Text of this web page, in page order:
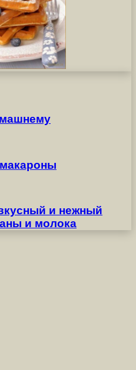
и нежный
и молока